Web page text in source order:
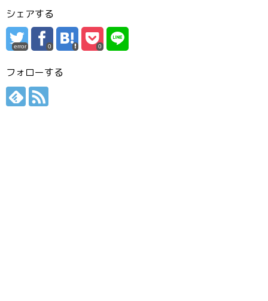
シェアする
error 0 0
フォローする